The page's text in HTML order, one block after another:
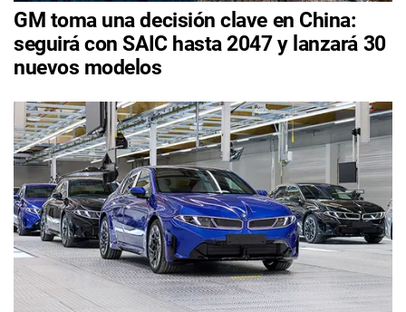
GM toma una decisión clave en China:
seguirá con SAIC hasta 2047 y lanzará 30
nuevos modelos